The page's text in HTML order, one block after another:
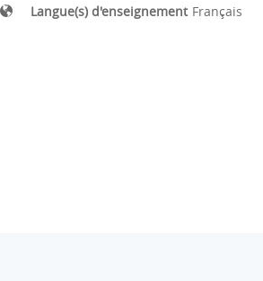
Langue(s) d'enseignement Français